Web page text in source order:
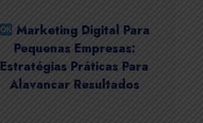
Marketing Digital Para
Pequenas Empresas:
Estratégias Práticas Para
Alavancar Resultados